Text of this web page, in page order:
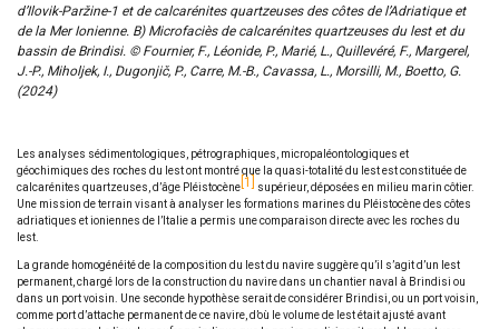
d’Ilovik-Paržine-1 et de calcarénites quartzeuses des côtes de l’Adriatique et
de la Mer Ionienne. B) Microfaciès de calcarénites quartzeuses du lest et du
bassin de Brindisi. © Fournier, F., Léonide, P., Marié, L., Quillevéré, F., Margerel,
J.-P., Miholjek, I., Dugonjič, P., Carre, M.-B., Cavassa, L., Morsilli, M., Boetto, G.
(2024)
Les analyses sédimentologiques, pétrographiques, micropaléontologiques et
géochimiques des roches du lest ont montré que la quasi-totalité du lest est constituée de
calcarénites quartzeuses, d’âge Pléistocène 1
supérieur, déposées en milieu marin côtier.
Une mission de terrain visant à analyser les formations marines du Pléistocène des côtes
adriatiques et ioniennes de l’Italie a permis une comparaison directe avec les roches du
lest.
La grande homogénéité de la composition du lest du navire suggère qu’il s’agit d’un lest
permanent, chargé lors de la construction du navire dans un chantier naval à Brindisi ou
dans un port voisin. Une seconde hypothèse serait de considérer Brindisi, ou un port voisin,
comme port d’attache permanent de ce navire, d’où le volume de lest était ajusté avant